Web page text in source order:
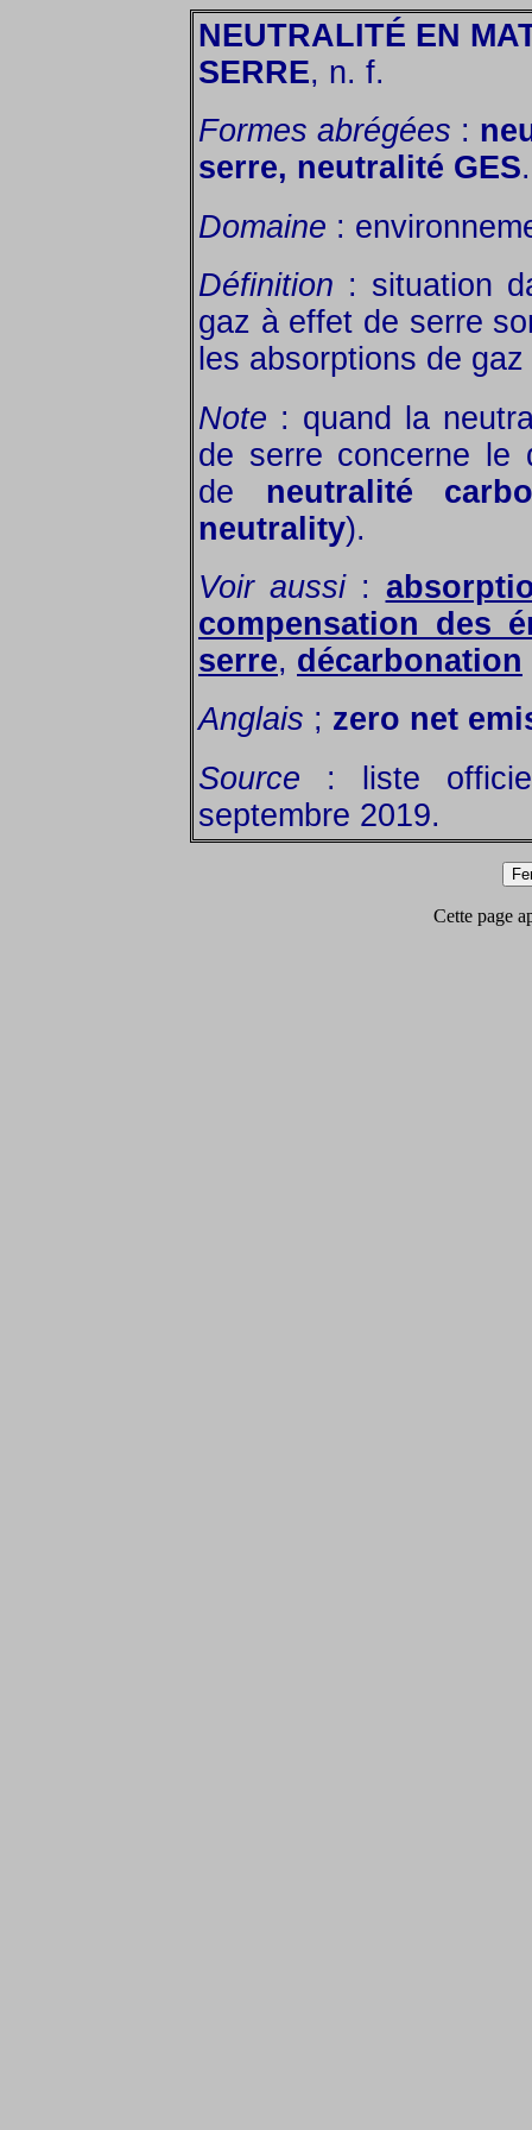
NEUTRALITÉ EN
SERRE, n. f.
Formes abrégées :
serre, neutralité GES.
Domaine :
Définition : situation
gaz à effet de serre
les absorptions de
Note : quand la
de serre concerne le
de neutralité
neutrality).
Voir aussi:
compensation des
serre, décarbonation
Anglais ; zero net
Source : liste
septembre 2019.
Cette page